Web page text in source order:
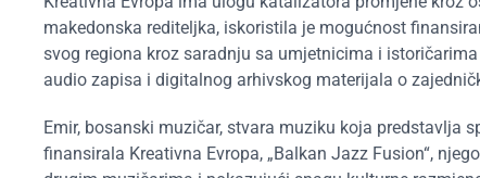
makedonska rediteljka, iskoristila je mogućnost
svog regiona kroz saradnju sa umjetnicima i
audio zapisa i digitalnog arhivskog materijala o
Emir, bosanski muzičar, stvara muziku koja predstavlja
finansirala Kreativna Evropa, „Balkan Jazz Fusion“,